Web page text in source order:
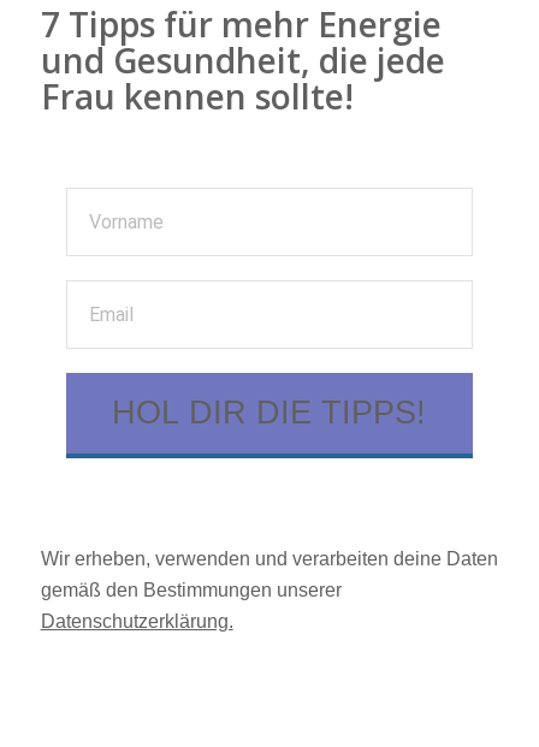
7 Tipps für mehr Energie
und Gesundheit, die jede
Frau kennen sollte!
HOL DIR DIE TIPPS!
Wir erheben, verwenden und verarbeiten deine Daten
gemäß den Bestimmungen unserer
Datenschutzerklärung.